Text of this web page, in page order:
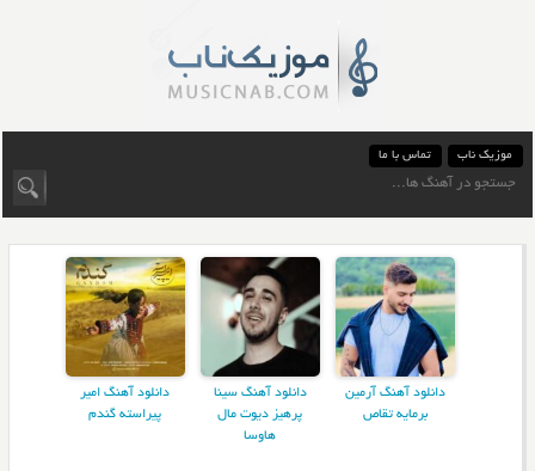
موزیک ناب تماس با ما
دانلود آهنگ آرمین
برمایه تقاص
دانلود آهنگ سینا
پرهیز دیوت مال
هاوسا
دانلود آهنگ امیر
پیراسته گندم